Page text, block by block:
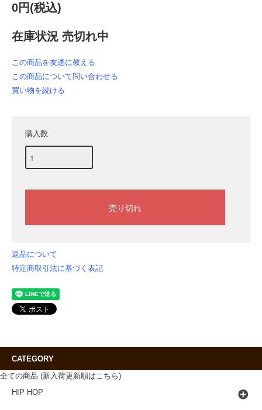
0円(税込)
在庫状況 売切れ中
この商品を友達に教える
この商品について問い合わせる
買い物を続ける
購入数
返品について
特定商取引法に基づく表記
CATEGORY
全ての商品 (新入荷更新順はこちら)
HIP HOP